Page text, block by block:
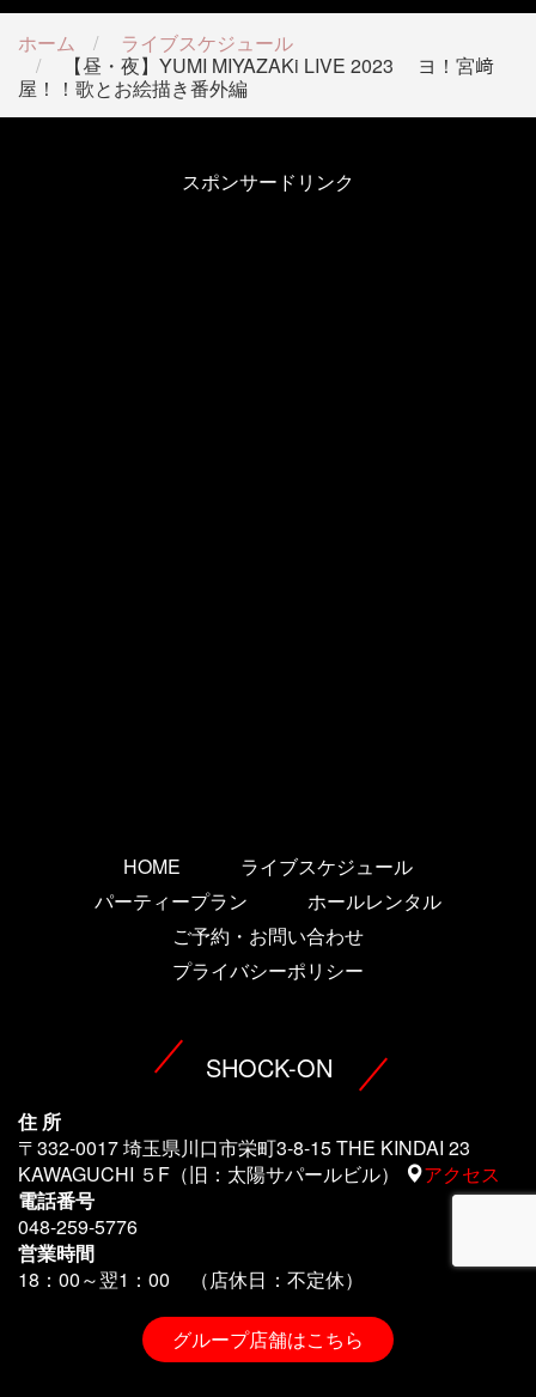
ホーム
ライブスケジュール
【昼・夜】YUMI MIYAZAKi LIVE 2023 ヨ！宮﨑
屋！！歌とお絵描き番外編
スポンサードリンク
HOME
ライブスケジュール
パーティープラン
ホールレンタル
ご予約・お問い合わせ
プライバシーポリシー
SHOCK-ON
住 所
〒332-0017 埼玉県川口市栄町3-8-15 THE KINDAI 23
KAWAGUCHI ５F（旧：太陽サパールビル）
アクセス
電話番号
048-259-5776
営業時間
18：00～翌1 ：00 （店休日：不定休）
グループ店舗はこちら